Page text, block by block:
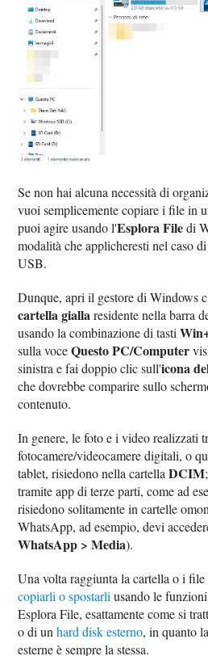
Se non hai alcuna necessità di
vuoi semplicemente copiare i file in
puoi agire usando l'Esplora Filedi
modalità che applicheresti nel caso
USB.
Dunque, apri il gestore di Windows
cartella giallaresidente nella barra
usando la combinazione di tasti
sulla voceQuesto PC/Computer
sinistra e fai doppio clic sull'icona
che dovrebbe comparire sullo
contenuto.
In genere, le foto e i video realizzati
fotocamere/videocamere digitali, o
tablet, risiedono nella cartellaDCIM
tramite app di terze parti, come ad
risiedono solitamente in cartelle
WhatsApp, ad esempio, devi
WhatsApp > Media).
Una volta raggiunta la cartella o i
copiarli o spostarli usando le
Esplora File, esattamente come si
o di unhard disk esterno, in quanto
esterne è sempre la stessa.